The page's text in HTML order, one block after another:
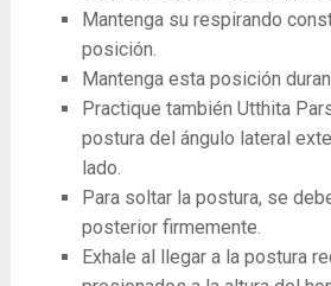
Mantenga su respirando
posición.
Mantenga esta posición
Practique también Utthita
postura del ángulo lateral
lado.
Para soltar la postura, se
posterior firmemente.
Exhale al llegar a la postura